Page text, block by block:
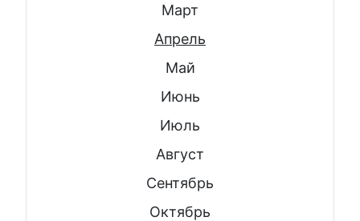
Март
Апрель
Май
Июнь
Июль
Август
Сентябрь
Октябрь